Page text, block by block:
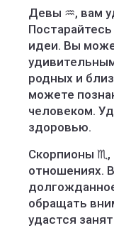
Девы ♒️, вам
идеи. Вы
родных и
можете
человеком.
здоровью.
Скорпионы
отношениях.
обращать
удастся